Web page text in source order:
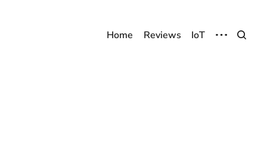
Home Reviews IoT